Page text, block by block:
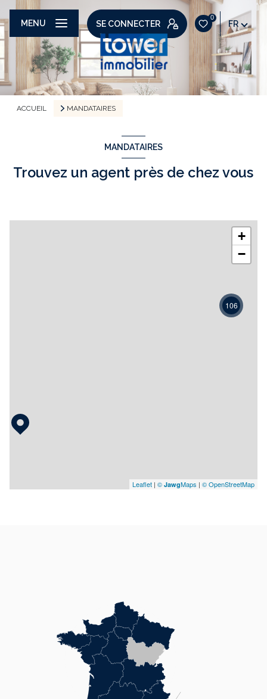
SE CONNECTER
0
FR
MENU
ACCUEIL MANDATAIRES
MANDATAIRES
Trouvez un agent près de chez vous
106
+
−
Leaflet | © JawgMaps | © OpenStreetMap